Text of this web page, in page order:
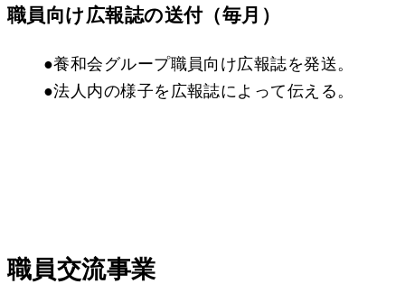
職員向け広報誌の送付（毎月）
●養和会グループ職員向け広報誌を発送。
●法人内の様子を広報誌によって伝える。
職員交流事業